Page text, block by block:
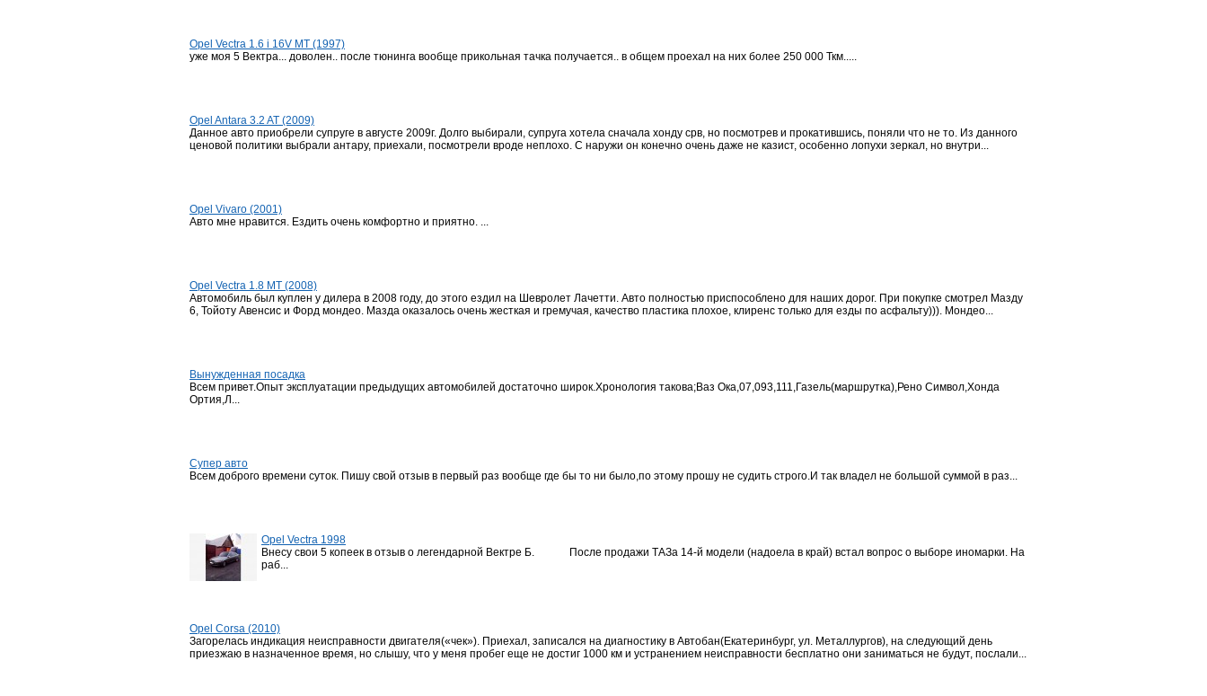
Opel Vectra 1.6 i 16V MT (1997)
уже моя 5 Вектра... доволен.. после тюнинга вообще прикольная тачка получается.. в общем проехал на них более 250 000 Ткм.....
Opel Antara 3.2 AT (2009)
Данное авто приобрели супруге в августе 2009г. Долго выбирали, супруга хотела сначала хонду срв, но посмотрев и прокатившись, поняли что не то. Из данного
ценовой политики выбрали антару, приехали, посмотрели вроде неплохо. С наружи он конечно очень даже не казист, особенно лопухи зеркал, но внутри...
Opel Vivaro (2001)
Авто мне нравится. Ездить очень комфортно и приятно. ...
Opel Vectra 1.8 MT (2008)
Автомобиль был куплен у дилера в 2008 году, до этого ездил на Шевролет Лачетти. Авто полностью приспособлено для наших дорог. При покупке смотрел Мазду
6, Тойоту Авенсис и Форд мондео. Мазда оказалось очень жесткая и гремучая, качество пластика плохое, клиренс только для езды по асфальту))). Мондео...
Вынужденная посадка
Всем привет.Опыт эксплуатации предыдущих автомобилей достаточно широк.Хронология такова;Ваз Ока,07,093,111,Газель(маршрутка),Рено Символ,Хонда
Ортия,Л...
Супер авто
Всем доброго времени суток. Пишу свой отзыв в первый раз вообще где бы то ни было,по этому прошу не судить строго.И так владел не большой суммой в раз...
Opel Vectra 1998
Внесу свои 5 копеек в отзыв о легендарной Вектре Б. После продажи ТАЗа 14-й модели (надоела в край) встал вопрос о выборе иномарки. На
раб...
Opel Corsa (2010)
Загорелась индикация неисправности двигателя(«чек»). Приехал, записался на диагностику в Автобан(Екатеринбург, ул. Металлургов), на следующий день
приезжаю в назначенное время, но слышу, что у меня пробег еще не достиг 1000 км и устранением неисправности бесплатно они заниматься не будут, послали...